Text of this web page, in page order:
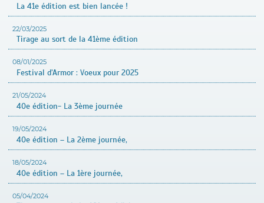
La 41e édition est bien lancée !
22/03/2025
Tirage au sort de la 41ème édition
08/01/2025
Festival d’Armor : Voeux pour 2025
21/05/2024
40e édition- La 3ème journée
19/05/2024
40e édition – La 2ème journée,
18/05/2024
40e édition – La 1ère journée,
05/04/2024